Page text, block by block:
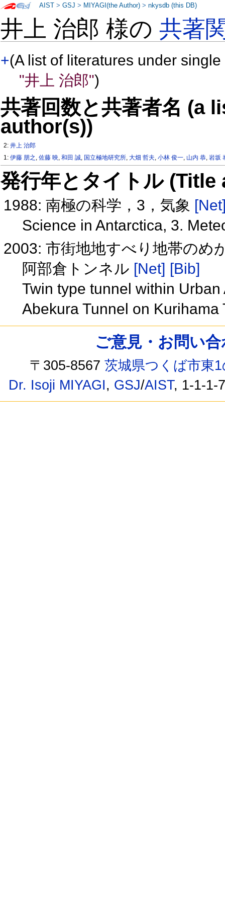
井上 治郎 様の共著
+(A list of literatures under
"井上 治郎")
共著回数と共著者名 (a
author(s))
2:井上 治郎
1:伊藤 朋之 ,佐藤 映,和田 誠, 国立極地研究所,大畑 哲夫,小林 俊一, 山内 恭,岩坂
発行年とタイトル
1988: 南極の科学，3，気象
Science in Antarctica, 3.
2003: 市街地地すべり地帯のめ
阿部倉トンネル [Net] [Bib]
Twin type tunnel within
Abekura Tunnel on
AIST >GSJ > MIYAGI(the Author) >nkysdb (this DB)
ご意見・お問い
〒305-8567茨城県つくば市東
Dr. Isoji MIYAGI, GSJ/AIST, 1-1-1-